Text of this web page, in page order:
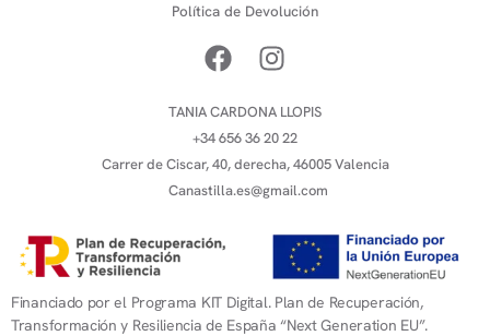
Política de Devolución
TANIA CARDONA LLOPIS
+34 656 36 20 22
Carrer de Ciscar, 40, derecha, 46005 Valencia
Canastilla.es@gmail.com
Financiado por el Programa KIT Digital. Plan de Recuperación,
Transformación y Resiliencia de España “Next Generation EU”.